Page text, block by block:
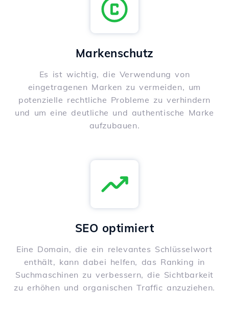
Markenschutz
Es ist wichtig, die Verwendung von
eingetragenen Marken zu vermeiden, um
potenzielle rechtliche Probleme zu verhindern
und um eine deutliche und authentische Marke
aufzubauen.
SEO optimiert
Eine Domain, die ein relevantes Schlüsselwort
enthält, kann dabei helfen, das Ranking in
Suchmaschinen zu verbessern, die Sichtbarkeit
zu erhöhen und organischen Traffic anzuziehen.